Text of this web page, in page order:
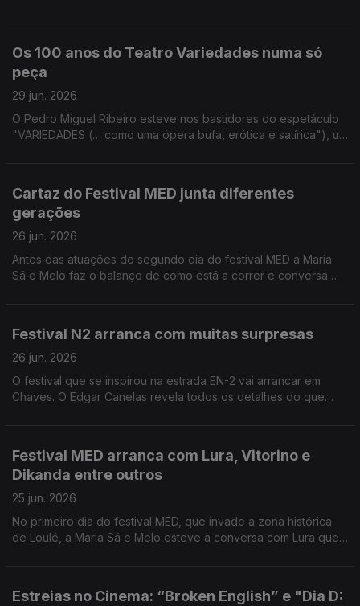
Os 100 anos do Teatro Variedades numa só
peça
29 jun. 2026
O Pedro Miguel Ribeiro esteve nos bastidores do espetáculo
"VARIEDADES (… como uma ópera bufa, erótica e satírica"), um
Cartaz do Festival MED junta diferentes
gerações
26 jun. 2026
Antes das atuações do segundo dia do festival MED a Maria
Sá e Melo faz o balanço de como está a correr e conversa
Festival N2 arranca com muitas surpresas
26 jun. 2026
O festival que se inspirou na estrada EN-2 vai arrancar em
Chaves. O Edgar Canelas revela todos os detalhes do que
Festival MED arranca com Lura, Vitorino e
Dikanda entre outros
25 jun. 2026
No primeiro dia do festival MED, que invade a zona histórica
de Loulé, a Maria Sá e Melo esteve à conversa com Lura que
Estreias no Cinema: “Broken English” e "Dia D: